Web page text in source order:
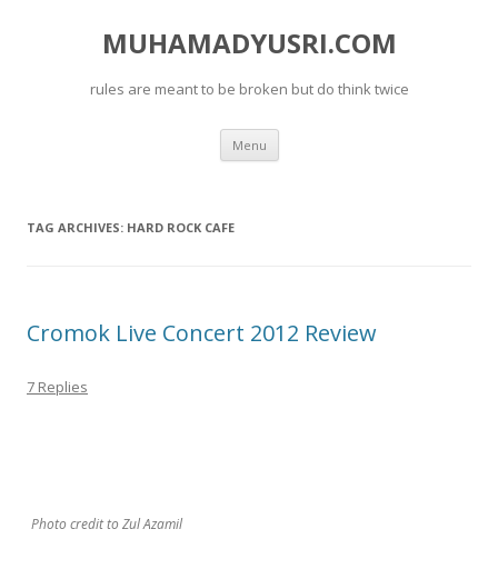
MUHAMADYUSRI.COM
rules are meant to be broken but do think twice
Menu Skip
content
TAG ARCHIVES: HARD ROCK CAFE
Cromok Live Concert 2012 Review
7 Replies
Photo credit to Zul Azamil